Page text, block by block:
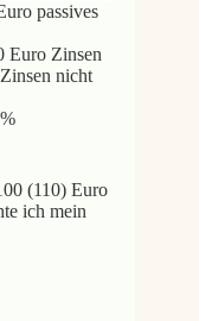
passives
Euro Zinsen
nicht
(110) Euro
ich mein